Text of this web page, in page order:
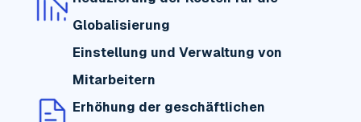
Globalisierung
Einstellung und Verwaltung von
Mitarbeitern
Erhöhung der geschäftlichen